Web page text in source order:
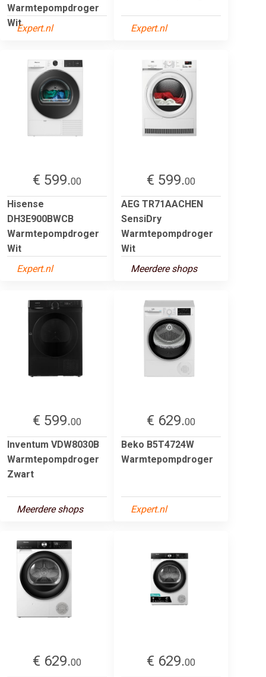
Warmtepompdroger
WitExpert.nl Expert.nl
€ 599.00
Hisense
DH3E900BWCB
Warmtepompdroger
Wit
Expert.nl
€ 599.00
AEG TR71AACHEN
SensiDry
Warmtepompdroger
Wit
Meerdere shops
€ 599.00
Inventum VDW8030B
Warmtepompdroger
Zwart
Meerdere shops
€ 629.00
Beko B5T4724W
Warmtepompdroger
Expert.nl
€ 629.00
€ 629.00